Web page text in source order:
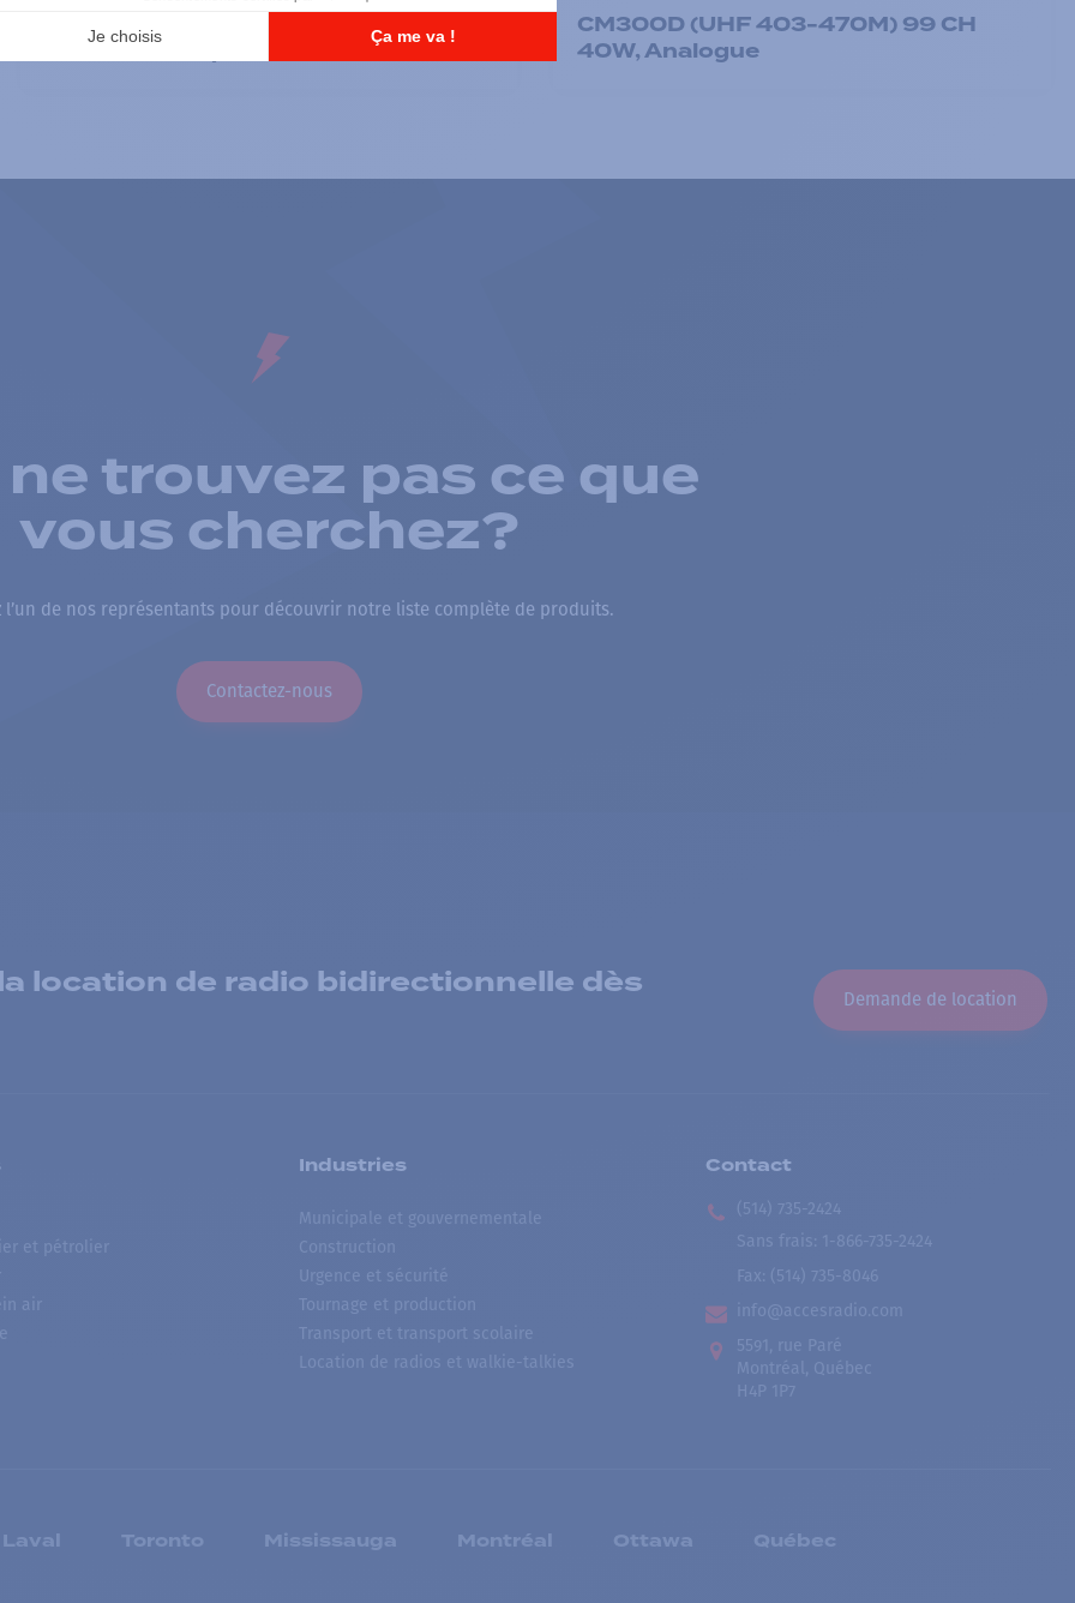
CM300D (UHF 403-470M) 99 CH
40W, Numérique
CM300D (UHF 403-470M) 99 CH
40W, Analogue
trouvez pas ce que
vous cherchez?
l’un de nos représentants pour découvrir notre liste complète de produits.
Contactez-nous
location de radio bidirectionnelle dès Demande de location
et pétrolier
air
Industries
Municipale et gouvernementale
Construction
Urgence et sécurité
Tournage et production
Transport et transport scolaire
Location de radios et walkie-talkies
Contact
(514) 735-2424
Sans frais
1-866-735-2424
Fax: (514) 735-8046
info@accesradio.com
5591, rue Paré
Montréal, Québec
H4P 1P7
Laval Toronto Mississauga Montréal Ottawa Québec